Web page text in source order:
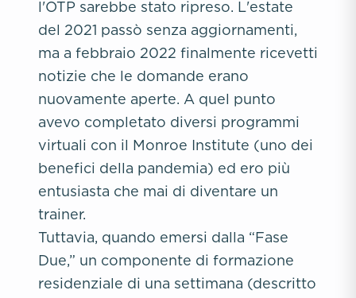
l'OTP sarebbe stato ripreso. L'estate
del 2021 passò senza aggiornamenti,
ma a febbraio 2022 finalmente ricevetti
notizie che le domande erano
nuovamente aperte. A quel punto
avevo completato diversi programmi
virtuali con il Monroe Institute (uno dei
benefici della pandemia) ed ero più
entusiasta che mai di diventare un
trainer.
Tuttavia, quando emersi dalla “Fase
Due,” un componente di formazione
residenziale di una settimana (descritto